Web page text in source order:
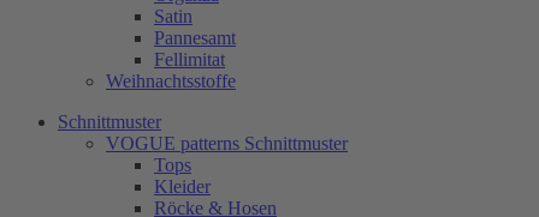
Satin
Pannesamt
Fellimitat
Weihnachtsstoffe
Schnittmuster
VOGUE patterns Schnittmuster
Tops
Kleider
Röcke & Hosen